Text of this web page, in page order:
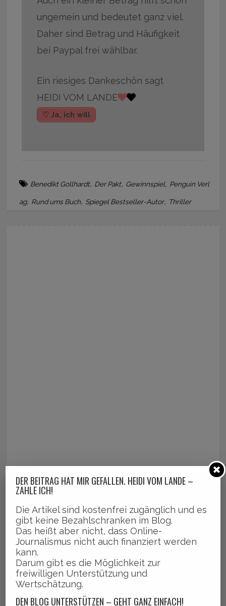
ungemein und bedeutet ganz viel.
Daher sind Betrag und Häufigkeit
bei Paypal frei wählbar.
Ein riesiges Dankeschön sagt
HEIDI VOM LANDE
♡ Ja, ich will
Benedikt Gollhardt, Der Pakt, Gewinnspiel, Penguin Verl
ag, Rund ums Buch, Spiegel Bestseller-Autor, Thriller
DER BEITRAG HAT MIR GEFALLEN. HEIDI VOM LANDE –
ZAHLE ICH!
Die Artikel sind kostenfrei zugänglich und es
gibt keine Bezahlschranken im Blog.
Das heißt aber nicht, dass Online-
Journalismus nicht auch finanziert werden
kann.
Darum gibt es die Möglichkeit zur
freiwilligen Unterstützung und
Wertschätzung.
DEN BLOG UNTERSTÜTZEN – GEHT GANZ EINFACH!